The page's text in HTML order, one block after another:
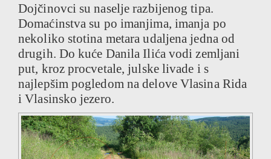
Dojčinovci su naselje razbijenog tipa.
Domaćinstva su po imanjima, imanja po
nekoliko stotina metara udaljena jedna od
drugih. Do kuće Danila Ilića vodi zemljani
put, kroz procvetale, julske livade i s
najlepšim pogledom na delove Vlasina Rida
i Vlasinsko jezero.